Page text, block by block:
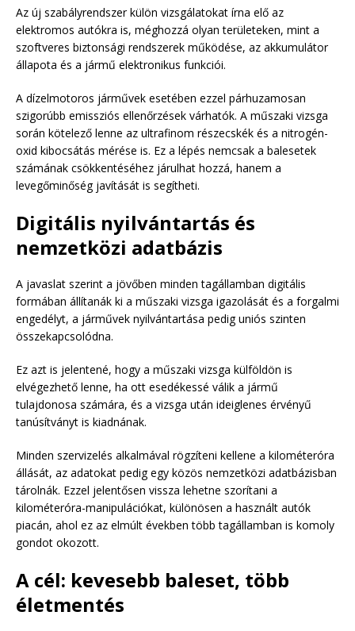
Az új szabályrendszer külön vizsgálatokat írna elő az
elektromos autókra is, méghozzá olyan területeken, mint a
szoftveres biztonsági rendszerek működése, az akkumulátor
állapota és a jármű elektronikus funkciói.
A dízelmotoros járművek esetében ezzel párhuzamosan
szigorúbb emissziós ellenőrzések várhatók. A műszaki vizsga
során kötelező lenne az ultrafinom részecskék és a nitrogén-
oxid kibocsátás mérése is. Ez a lépés nemcsak a balesetek
számának csökkentéséhez járulhat hozzá, hanem a
levegőminőség javítását is segítheti.
Digitális nyilvántartás és
nemzetközi adatbázis
A javaslat szerint a jövőben minden tagállamban digitális
formában állítanák ki a műszaki vizsga igazolását és a forgalmi
engedélyt, a járművek nyilvántartása pedig uniós szinten
összekapcsolódna.
Ez azt is jelentené, hogy a műszaki vizsga külföldön is
elvégezhető lenne, ha ott esedékessé válik a jármű
tulajdonosa számára, és a vizsga után ideiglenes érvényű
tanúsítványt is kiadnának.
Minden szervizelés alkalmával rögzíteni kellene a kilométeróra
állását, az adatokat pedig egy közös nemzetközi adatbázisban
tárolnák. Ezzel jelentősen vissza lehetne szorítani a
kilométeróra-manipulációkat, különösen a használt autók
piacán, ahol ez az elmúlt években több tagállamban is komoly
gondot okozott.
A cél: kevesebb baleset, több
életmentés